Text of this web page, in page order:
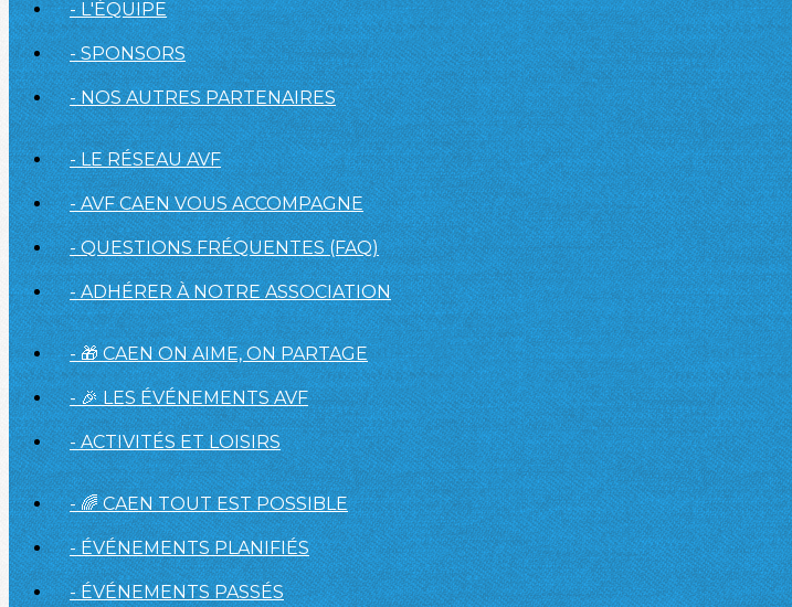
- L'ÉQUIPE
- SPONSORS
- NOS AUTRES PARTENAIRES
- LE RÉSEAU AVF
- AVF CAEN VOUS ACCOMPAGNE
- QUESTIONS FRÉQUENTES (FAQ)
- ADHÉRER À NOTRE ASSOCIATION
- 🎁 CAEN ON AIME, ON PARTAGE
- 🎉 LES ÉVÉNEMENTS AVF
- ACTIVITÉS ET LOISIRS
- 🌈 CAEN TOUT EST POSSIBLE
- ÉVÉNEMENTS PLANIFIÉS
- ÉVÉNEMENTS PASSÉS